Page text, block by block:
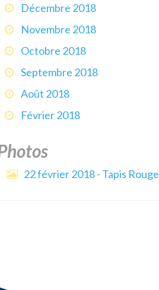
Décembre 2018
Novembre 2018
Octobre 2018
Septembre 2018
Août 2018
Février 2018
22 février 2018 - Tapis Rouge